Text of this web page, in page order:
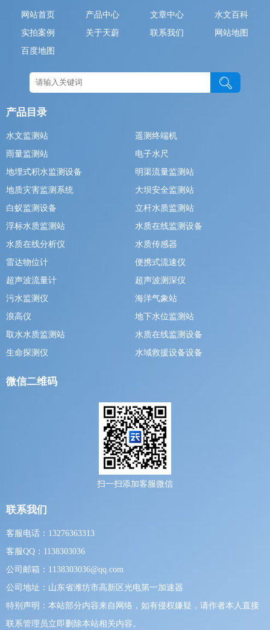
网站首页 产品中心 文章中心
水文百科
实拍案例
关于天蔚 联系我们
网站地图
百度地图
产品目录
水文监测站
遥测终端机
雨量监测站
电子水尺
地埋式积水监测设备
明渠流量监测站
地质灾害监测系统
大坝安全监测站
白蚁监测设备
立杆水质监测站
浮标水质监测站
水质在线监测设备
水质在线分析仪
水质传感器
雷达物位计
便携式流速仪
超声波流量计
超声波测深仪
污水监测仪
海洋气象站
浪高仪
地下水位监测站
取水水质监测站
水质在线监测设备
生命探测仪
水域救援设备设备
微信二维码
扫一扫添加客服微信
联系我们
客服电话：13276363313
客服QQ：1138303036
公司邮箱：1138303036@qq.com
公司地址：山东省潍坊市高新区光电第一加速器
特别声明：本站部分内容来自网络，如有侵权嫌疑，请作者本人直接
联系管理员立即删除本站相关内容。